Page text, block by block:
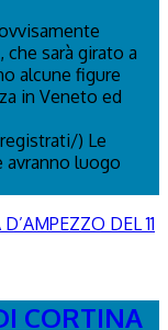
sarà girato a
alcune figure
in Veneto ed
) Le
avranno luogo
CORTINA